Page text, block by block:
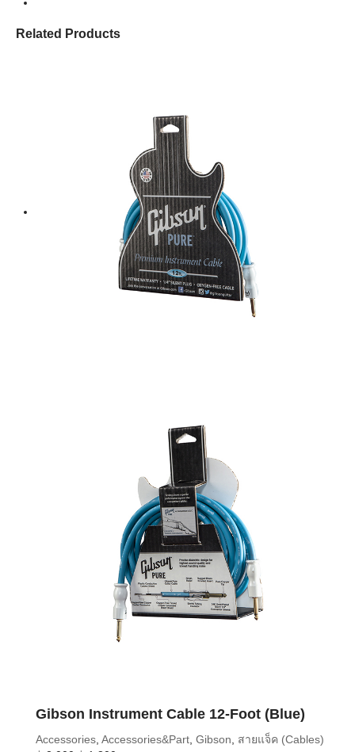
Related Products
Gibson Instrument Cable 12-Foot (Blue)
Accessories Accessories&Part Gibson
สายแจ็ค (Cables)